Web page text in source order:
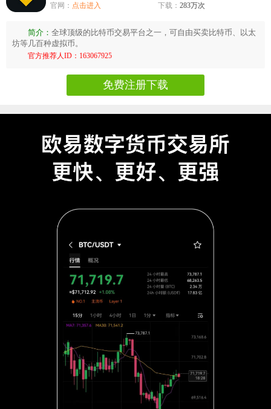
官网： 点击进入 下载： 283万次
简介： 全球顶级的比特币交易平台之一，可自由买卖比特币、以太
坊等几百种虚拟币。
官方推荐人ID：163067925
免费注册下载